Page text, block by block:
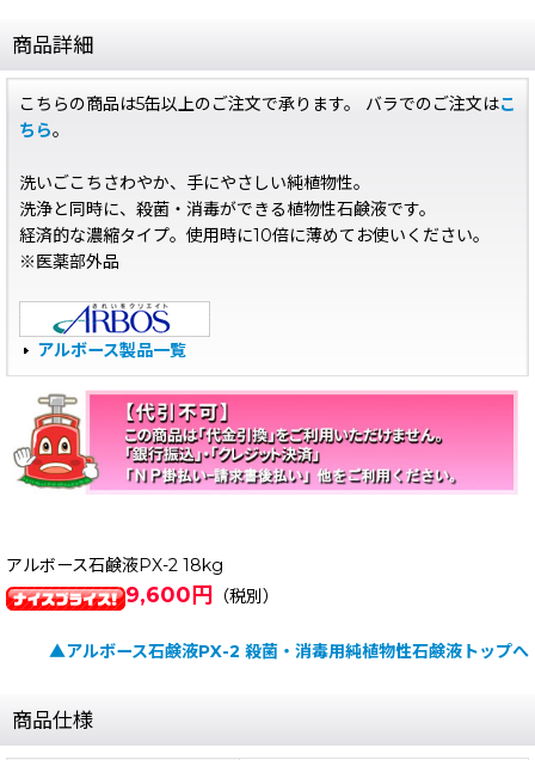
商品詳細
こちらの商品は5缶以上のご注文で承ります。 バラでのご注文はこ
ちら。
洗いごこちさわやか、手にやさしい純植物性。
洗浄と同時に、殺菌・消毒ができる植物性石鹸液です。
経済的な濃縮タイプ。使用時に10倍に薄めてお使いください。
※医薬部外品
アルボース製品一覧
アルボース石鹸液PX-2 18kg
9,600円 （税別）
▲アルボース石鹸液PX-2 殺菌・消毒用純植物性石鹸液トップへ
商品仕様